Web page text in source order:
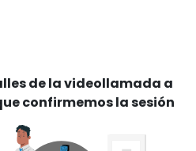
de la videollamada a
confirmemos la sesión